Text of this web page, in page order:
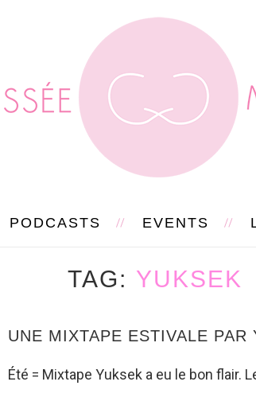
PODCASTS EVENTS
TAG YUKSEK
UNE MIXTAPE ESTIVALE PAR
Été = Mixtape Yuksek a eu le bon flair.